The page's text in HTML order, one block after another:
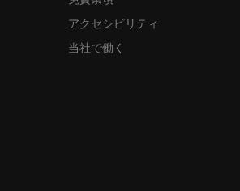
アクセシビリティ
当社で働く